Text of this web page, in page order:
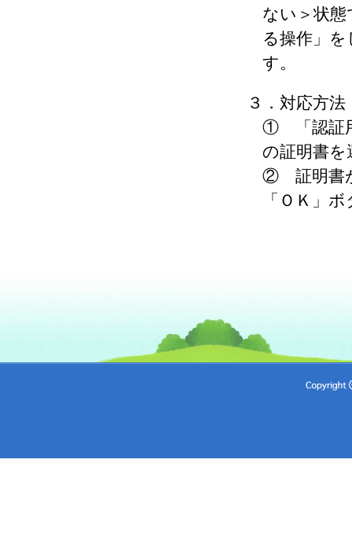
ない＞状
る操作」
す。
３．対応方法
① 「認証用
の証明書を
② 証明書
「ＯＫ」